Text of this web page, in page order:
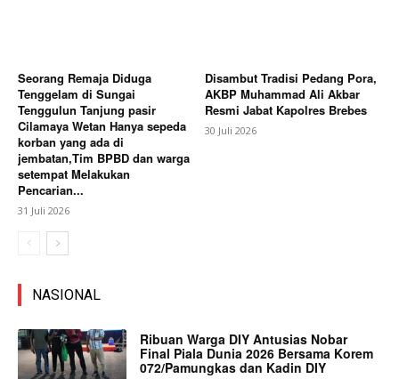
Seorang Remaja Diduga
Tenggelam di Sungai
Tenggulun Tanjung pasir
Cilamaya Wetan Hanya sepeda
korban yang ada di
jembatan,Tim BPBD dan warga
setempat Melakukan
Pencarian...
31 Juli 2026
Disambut Tradisi Pedang Pora,
AKBP Muhammad Ali Akbar
Resmi Jabat Kapolres Brebes
30 Juli 2026
NASIONAL
Ribuan Warga DIY Antusias Nobar
Final Piala Dunia 2026 Bersama Korem
072/Pamungkas dan Kadin DIY